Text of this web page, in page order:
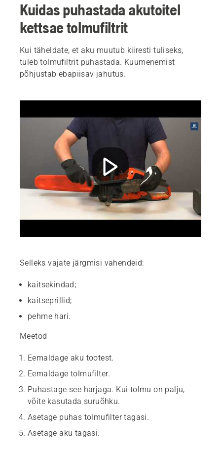
Kuidas puhastada akutoitel
kettsae tolmufiltrit
Kui täheldate, et aku muutub kiiresti tuliseks,
tuleb tolmufiltrit puhastada. Kuumenemist
põhjustab ebapiisav jahutus.
Selleks vajate järgmisi vahendeid:
kaitsekindad;
kaitseprillid;
pehme hari.
Meetod
Eemaldage aku tootest.
Eemaldage tolmufilter.
Puhastage see harjaga. Kui tolmu on palju,
võite kasutada suruõhku.
Asetage puhas tolmufilter tagasi.
Asetage aku tagasi.